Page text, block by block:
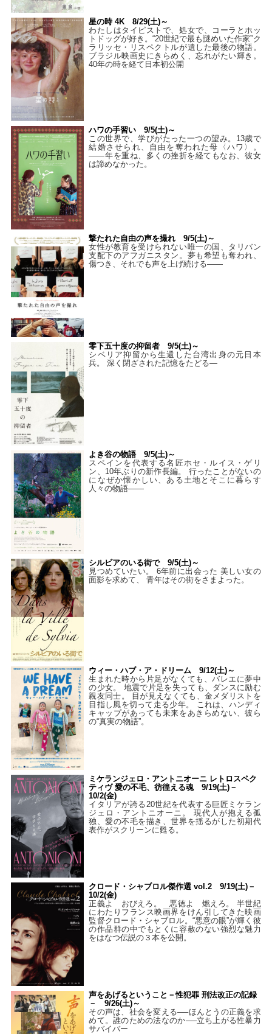
星の時 4K 8/29(土)～
わたしはタイピストで、処⼥で、コーラとホッ
トドッグが好き。“20世紀で最も謎めいた作家”ク
ラリッセ・リスペクトルが遺した最後の物語。
ブラジル映画史にきらめく、忘れがたい輝き。
40年の時を経て⽇本初公開
ハワの手習い 9/5(土)～
この世界で、学びがたった一つの望み。13歳で
結婚させられ、自由を奪われた母〈ハワ〉。
——年を重ね、多くの挫折を経てもなお、彼女
は諦めなかった。
撃たれた自由の声を撮れ 9/5(土)～
女性が教育を受けられない唯一の国、タリバン
支配下のアフガニスタン。夢も希望も奪われ、
傷つき、それでも声を上げ続ける——
零下五十度の抑留者 9/5(土)～
シベリア抑留から生還した台湾出身の元日本
兵。 深く閉ざされた記憶をたどる—
よき谷の物語 9/5(土)～
スペインを代表する名匠ホセ・ルイス・ゲリ
ン、10年ぶりの新作長編。 行ったことがないの
になぜか懐かしい、ある土地とそこに暮らす
人々の物語――
シルビアのいる街で 9/5(土)～
見つめていたい。 6年前に出会った 美しい女の
面影を求めて、 青年はその街をさまよった。
ウィー・ハブ・ア・ドリーム 9/12(土)～
生まれた時から片足がなくても、バレエに夢中
の少女。 地震で片足を失っても、ダンスに励む
親友同士。 目が見えなくても、金メダリストを
目指し風を切って走る少年。 これは、ハンディ
キャップがあっても未来をあきらめない、彼ら
の“真実の物語”。
ミケランジェロ・アントニオーニ レトロスペク
ティヴ 愛の不毛、彷徨える魂 9/19(土)－
10/2(金)
イタリアが誇る20世紀を代表する巨匠ミケラン
ジェロ・アントニオーニ。 現代人が抱える孤
独、愛の不毛を描き、世界を揺るがした初期代
表作がスクリーンに甦る。
クロード・シャブロル傑作選 vol.2 9/19(土)－
10/2(金)
正義よ おびえろ。 悪徳よ 燃えろ。 半世紀
にわたりフランス映画界をけん引してきた映画
監督クロード・シャブロル。“悪意の眼”が輝く彼
の作品群の中でもとくに容赦のない強烈な魅力
をはなつ伝説の３本を公開。
声をあげるということ－性犯罪 刑法改正の記録
－ 9/26(土)～
その声は、社会を変える──ほんとうの正義を求
めて。誰のための法なのか──立ち上がる性暴力
サバイバー